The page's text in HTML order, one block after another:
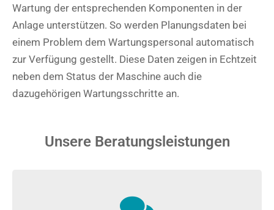
Wartung der entsprechenden Komponenten in der
Anlage unterstützen. So werden Planungsdaten bei
einem Problem dem Wartungspersonal automatisch
zur Verfügung gestellt. Diese Daten zeigen in Echtzeit
neben dem Status der Maschine auch die
dazugehörigen Wartungsschritte an.
Unsere Beratungsleistungen